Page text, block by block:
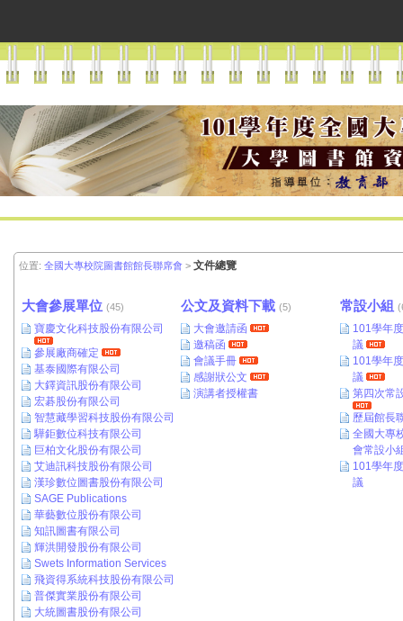
位置: 全國大專校院圖書館館長聯席會 > 文件總覽
大會參展單位 (45)
寶慶文化科技股份有限公司
參展廠商確定
基泰國際有限公司
大鐸資訊股份有限公司
宏碁股份有限公司
智慧藏學習科技股份有限公司
驊鉅數位科技有限公司
巨柏文化股份有限公司
艾迪訊科技股份有限公司
漢珍數位圖書股份有限公司
SAGE Publications
華藝數位股份有限公司
知訊圖書有限公司
輝洪開發股份有限公司
Swets Information Services
飛資得系統科技股份有限公司
普傑實業股份有限公司
大統圖書股份有限公司
公文及資料下載 (5)
大會邀請函
邀稿函
會議手冊
感謝狀公文
演講者授權書
常設小組
101學年
議
101學年
議
第四次常
歷屆館長
全國大專
會常設小
101學年
議